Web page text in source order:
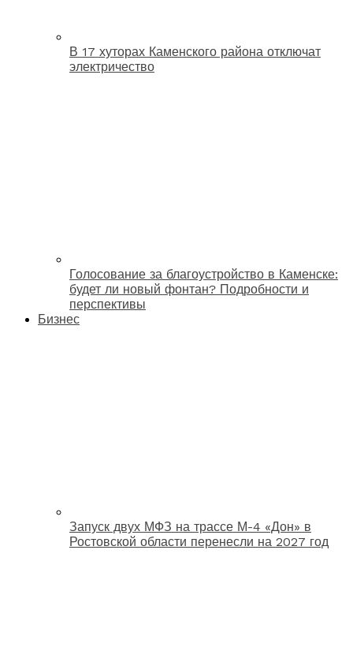
В 17 хуторах Каменского района отключат
электричество
Голосование за благоустройство в Каменске:
будет ли новый фонтан? Подробности и
перспективы
Бизнес
Запуск двух МФЗ на трассе М-4 «Дон» в
Ростовской области перенесли на 2027 год